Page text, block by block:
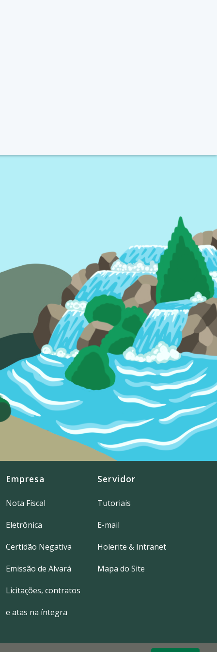
Empresa
Nota Fiscal
Eletrônica
Certidão Negativa
Emissão de Alvará
Licitações, contratos
e atas na íntegra
Servidor
Tutoriais
E-mail
Holerite & Intranet
Mapa do Site